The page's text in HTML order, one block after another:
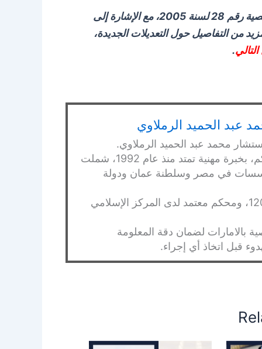
ننوه إلى أن هذا المقال يستند إلى قانون الأحوال الشخصية رقم 28 لسنة 2005، مع الإشارة إلى
الجديد سيبدأ تنفيذه في 15 أبريل 2025. لمزيد من التفاصيل حول التعديلات الجديدة،
.
عبد الحميد الرملاوي
محمد عبد الحميد الرملاوي.
محامي بالنقض ومستشار قانوني ومحكم، بخبرة مهنية تمتد منذ عام 1992، شملت
في مصر وسلطنة عمان ودولة
مقيد بنقابة المحامين بمصر برقم 120365، ومحكم معتمد لدى المركز الإسلامي
بالامارات لضمان دقة المعلومة
قبل اتخاذ أي إجراء.